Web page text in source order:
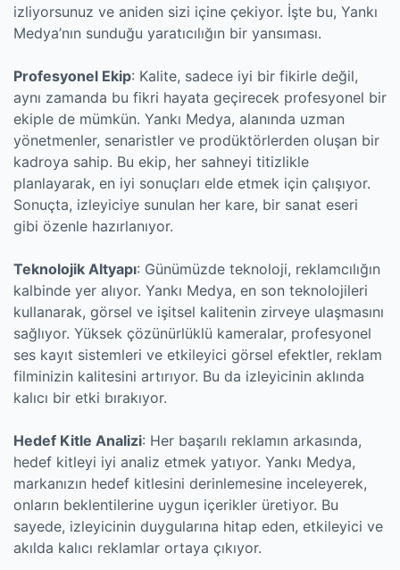
izliyorsunuz ve aniden sizi içine çekiyor. İşte bu, Yankı
Medya’nın sunduğu yaratıcılığın bir yansıması.
Profesyonel Ekip: Kalite, sadece iyi bir fikirle değil,
aynı zamanda bu fikri hayata geçirecek profesyonel bir
ekiple de mümkün. Yankı Medya, alanında uzman
yönetmenler, senaristler ve prodüktörlerden oluşan bir
kadroya sahip. Bu ekip, her sahneyi titizlikle
planlayarak, en iyi sonuçları elde etmek için çalışıyor.
Sonuçta, izleyiciye sunulan her kare, bir sanat eseri
gibi özenle hazırlanıyor.
Teknolojik Altyapı: Günümüzde teknoloji, reklamcılığın
kalbinde yer alıyor. Yankı Medya, en son teknolojileri
kullanarak, görsel ve işitsel kalitenin zirveye ulaşmasını
sağlıyor. Yüksek çözünürlüklü kameralar, profesyonel
ses kayıt sistemleri ve etkileyici görsel efektler, reklam
filminizin kalitesini artırıyor. Bu da izleyicinin aklında
kalıcı bir etki bırakıyor.
Hedef Kitle Analizi: Her başarılı reklamın arkasında,
hedef kitleyi iyi analiz etmek yatıyor. Yankı Medya,
markanızın hedef kitlesini derinlemesine inceleyerek,
onların beklentilerine uygun içerikler üretiyor. Bu
sayede, izleyicinin duygularına hitap eden, etkileyici ve
akılda kalıcı reklamlar ortaya çıkıyor.